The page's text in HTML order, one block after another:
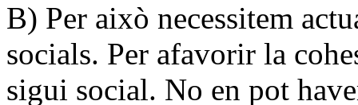
B) Per això necessitem
socials. Per afavorir la
sigui social. No en pot